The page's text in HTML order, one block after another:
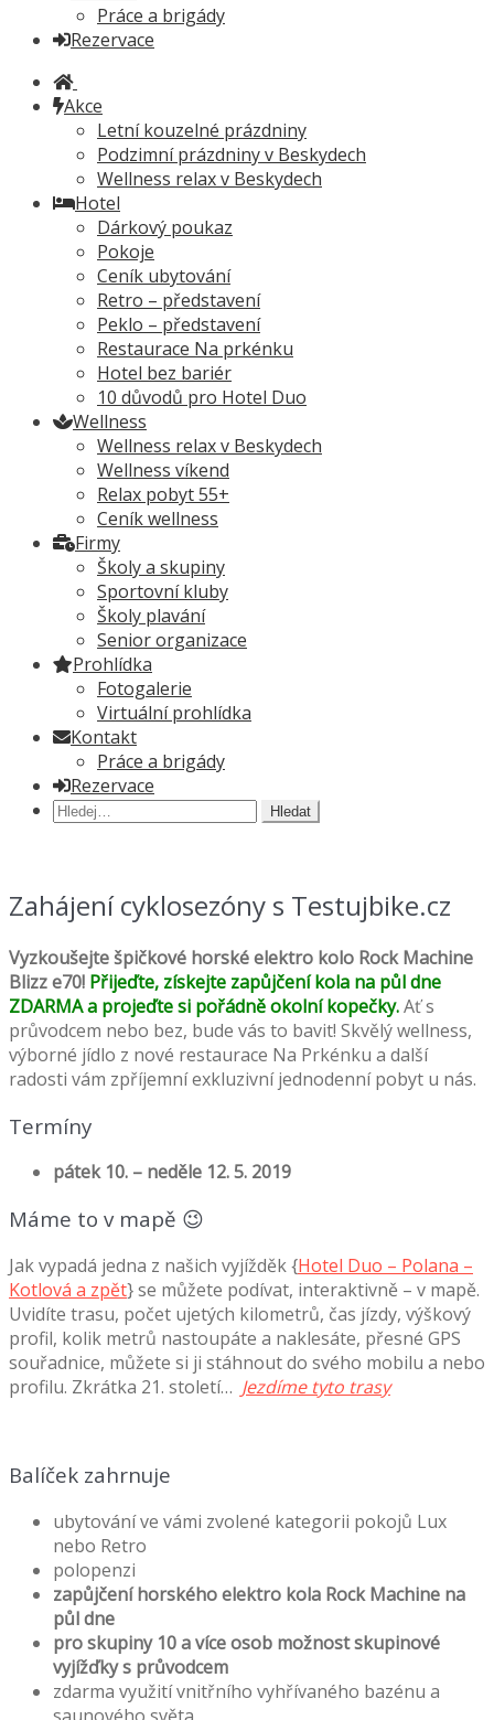
Práce a brigády
Rezervace
Akce
Letní kouzelné prázdniny
Podzimní prázdniny v Beskydech
Wellness relax v Beskydech
Hotel
Dárkový poukaz
Pokoje
Ceník ubytování
Retro – představení
Peklo – představení
Restaurace Na prkénku
Hotel bez bariér
10 důvodů pro Hotel Duo
Wellness
Wellness relax v Beskydech
Wellness víkend
Relax pobyt 55+
Ceník wellness
Firmy
Školy a skupiny
Sportovní kluby
Školy plavání
Senior organizace
Prohlídka
Fotogalerie
Virtuální prohlídka
Kontakt
Práce a brigády
Rezervace
Hledat:
Zahájení cyklosezóny s Testujbike.cz
Vyzkoušejte špičkové horské elektro kolo Rock Machine
Blizz e70! Přijeďte, získejte zapůjčení kola na půl dne
ZDARMA a projeďte si pořádně okolní kopečky.Ať s
průvodcem nebo bez, bude vás to bavit! Skvělý wellness,
výborné jídlo z nové restaurace Na Prkénku a další
radosti vám zpříjemní exkluzivní jednodenní pobyt u nás.
Termíny
pátek 10. – neděle 12. 5. 2019
Máme to v mapě 😉
Jak vypadá jedna z našich vyjížděk {Hotel Duo – Polana –
Kotlová a zpět} se můžete podívat, interaktivně – v mapě.
Uvidíte trasu, počet ujetých kilometrů, čas jízdy, výškový
profil, kolik metrů nastoupáte a naklesáte, přesné GPS
souřadnice, můžete si ji stáhnout do svého mobilu a nebo
profilu. Zkrátka 21. století… Jezdíme tyto trasy
Balíček zahrnuje
ubytování ve vámi zvolené kategorii pokojů Lux
nebo Retro
polopenzi
zapůjčení horského elektro kola Rock Machine na
půl dne
pro skupiny 10 a více osob možnost skupinové
vyjížďky s průvodcem
zdarma využití vnitřního vyhřívaného bazénu a